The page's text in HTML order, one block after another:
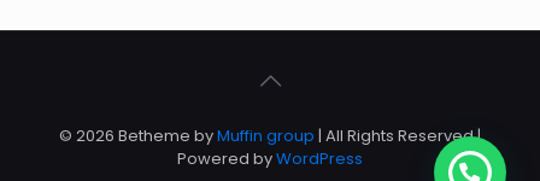
© 2026 Betheme byMuffin group | All Rights Reserved |
Powered byWordPress